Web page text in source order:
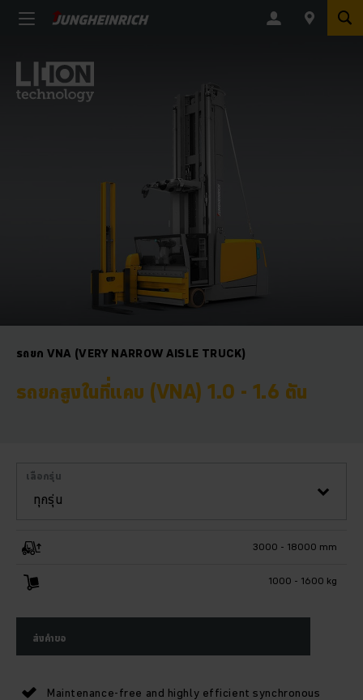
รถยก VNA (VERY NARROW AISLE TRUCK)
รถยกสูงในที่แคบ (VNA) 1.0 - 1.6 ตัน
ทุกรุ่น
เลือกรุ่น
3000 - 18000 mm
1000 - 1600 kg
ส่งคำขอ
Maintenance-free and highly efficient synchronous